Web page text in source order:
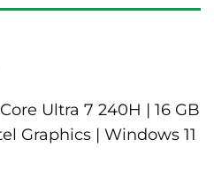
Ultra 7 240H | 16 GB
Graphics | Windows 11